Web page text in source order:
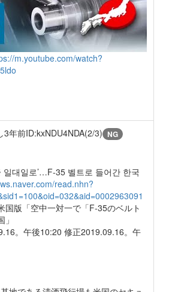
m.youtube.com/watch?
3年前ID:kxNDU4NDA(2/3) NG
일대일로’…F-35 벨트로 들어간 한국
read.nhn?
版「空中一対一で「F-35のベルト
。午後10:20 修正2019.09.16。午